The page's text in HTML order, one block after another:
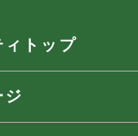
ィトップ
ジ